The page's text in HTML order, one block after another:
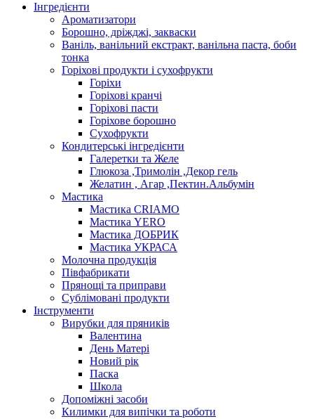
Інгредієнти
Ароматизатори
Борошно, дріжджі, закваски
Ваніль, ванільний екстракт, ванільна паста, боби
тонка
Горіхові продукти і сухофрукти
Горіхи
Горіхові кранчі
Горіхові пасти
Горіхове борошно
Сухофрукти
Кондитерські інгредієнти
Галеретки та Желе
Глюкоза ,Тримолін ,Декор гель
Желатин , Агар ,Пектин.Альбумін
Мастика
Мастика CRIAMO
Мастика YERO
Мастика ДОБРИК
Мастика УКРАСА
Молочна продукція
Півфабрикати
Прянощі та приправи
Сублімовані продукти
Інструменти
Вирубки для пряників
Валентина
День Матері
Новий рік
Паска
Школа
Допоміжні засоби
Килимки для випічки та роботи